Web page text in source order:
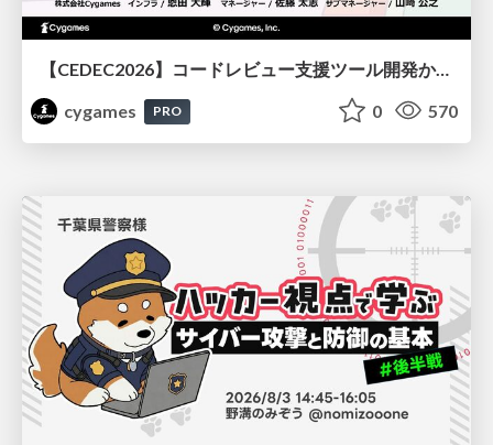
【CEDEC2026】コードレビュー支援ツール開発から学ぶ：LLMを用いた業務システムの実践的な運用設計と誤出力対策
cygames
PRO 0 570